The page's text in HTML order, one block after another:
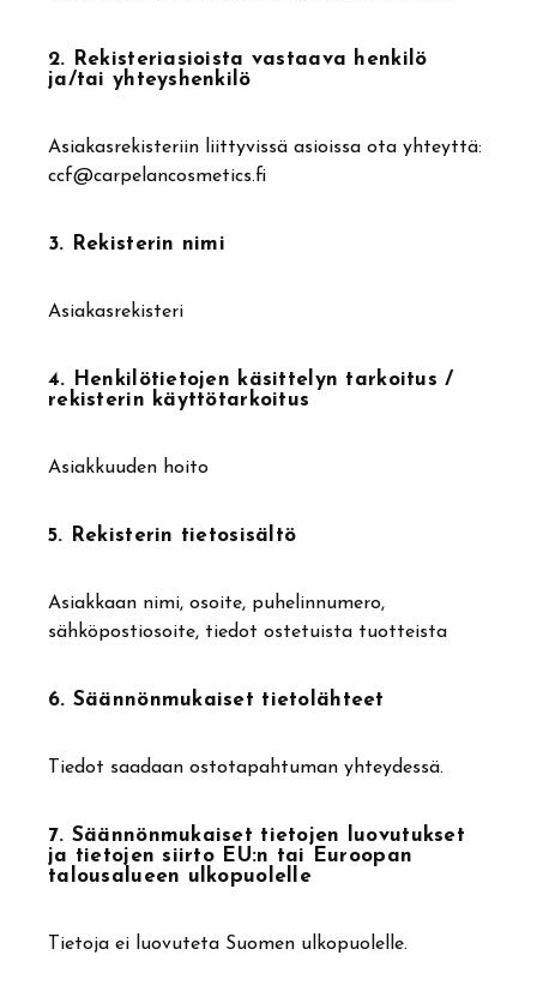
2. Rekisteriasioista vastaava henkilö
ja/tai yhteyshenkilö
Asiakasrekisteriin liittyvissä asioissa ota yhteyttä:
ccf@carpelancosmetics.fi
3. Rekisterin nimi
Asiakasrekisteri
4. Henkilötietojen käsittelyn tarkoitus /
rekisterin käyttötarkoitus
Asiakkuuden hoito
5. Rekisterin tietosisältö
Asiakkaan nimi, osoite, puhelinnumero,
sähköpostiosoite, tiedot ostetuista tuotteista
6. Säännönmukaiset tietolähteet
Tiedot saadaan ostotapahtuman yhteydessä.
7. Säännönmukaiset tietojen luovutukset
ja tietojen siirto EU:n tai Euroopan
talousalueen ulkopuolelle
Tietoja ei luovuteta Suomen ulkopuolelle.